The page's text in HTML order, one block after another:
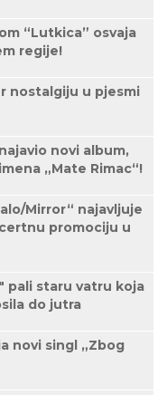
“Lutkica” osvaja
regije!
nostalgiju u pjesmi
novi album,
„Mate Rimac“!
Mirror“ najavljuje
promociju u
pali staru vatru koja
do jutra
novi singl „Zbog